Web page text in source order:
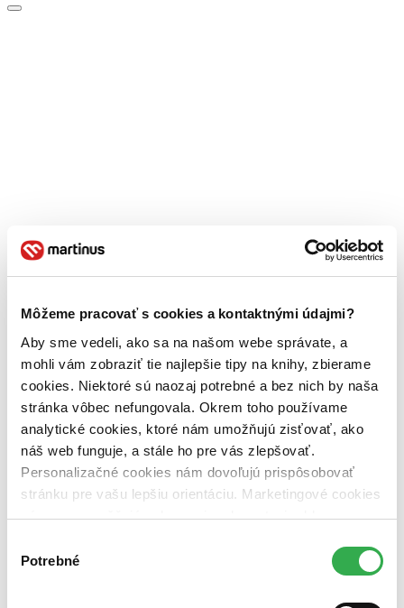
Môžeme pracovať s cookies a kontaktnými údajmi?
Aby sme vedeli, ako sa na našom webe správate, a
mohli vám zobraziť tie najlepšie tipy na knihy, zbierame
cookies. Niektoré sú naozaj potrebné a bez nich by naša
stránka vôbec nefungovala. Okrem toho používame
analytické cookies, ktoré nám umožňujú zisťovať, ako
náš web funguje, a stále ho pre vás zlepšovať.
Personalizačné cookies nám dovoľujú prispôsobovať
stránku pre vašu lepšiu orientáciu. Marketingové cookies
nám zas umožňujú zobrazenie relevantnej reklamy.
nám pomohlo, keby sme mohli používať všetky tieto
súhlasu
Potrebné